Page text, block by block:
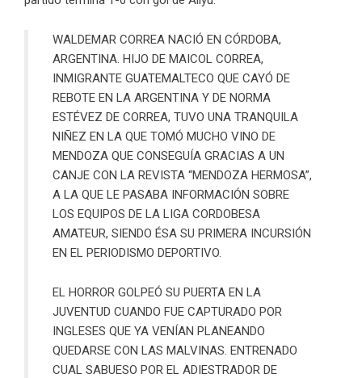
WALDEMAR CORREA NACIÓ EN CÓRDOBA,
ARGENTINA. HIJO DE MAICOL CORREA,
INMIGRANTE GUATEMALTECO QUE CAYÓ DE
REBOTE EN LA ARGENTINA Y DE NORMA
ESTÉVEZ DE CORREA, TUVO UNA TRANQUILA
NIÑEZ EN LA QUE TOMÓ MUCHO VINO DE
MENDOZA QUE CONSEGUÍA GRACIAS A UN
CANJE CON LA REVISTA “MENDOZA HERMOSA”,
A LA QUE LE PASABA INFORMACIÓN SOBRE
LOS EQUIPOS DE LA LIGA CORDOBESA
AMATEUR, SIENDO ÉSA SU PRIMERA INCURSIÓN
EN EL PERIODISMO DEPORTIVO.
EL HORROR GOLPEÓ SU PUERTA EN LA
JUVENTUD CUANDO FUE CAPTURADO POR
INGLESES QUE YA VENÍAN PLANEANDO
QUEDARSE CON LAS MALVINAS. ENTRENADO
CUAL SABUESO POR EL ADIESTRADOR DE